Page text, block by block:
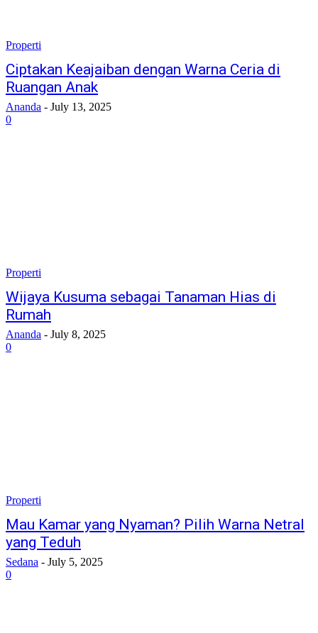
Properti
Ciptakan Keajaiban dengan Warna Ceria di
Ruangan Anak
Ananda - July 13, 2025
0
Properti
Wijaya Kusuma sebagai Tanaman Hias di
Rumah
Ananda - July 8, 2025
0
Properti
Mau Kamar yang Nyaman? Pilih Warna Netral
yang Teduh
Sedana - July 5, 2025
0